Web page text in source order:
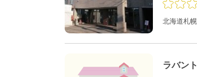
北海道札
ラバン